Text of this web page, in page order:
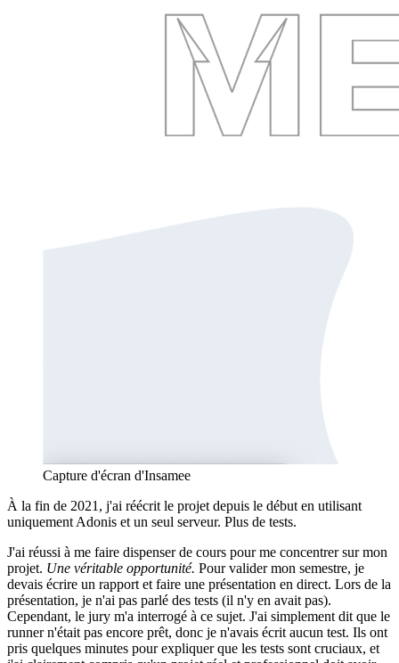
Capture d'écran d'Insamee
À la fin de 2021, j'ai réécrit le projet depuis le début en utilisant
uniquement Adonis et un seul serveur. Plus de tests.
J'ai réussi à me faire dispenser de cours pour me concentrer sur mon
projet. Une véritable opportunité. Pour valider mon semestre, je
devais écrire un rapport et faire une présentation en direct. Lors de la
présentation, je n'ai pas parlé des tests (il n'y en avait pas).
Cependant, le jury m'a interrogé à ce sujet. J'ai simplement dit que le
runner n'était pas encore prêt, donc je n'avais écrit aucun test. Ils ont
pris quelques minutes pour expliquer que les tests sont cruciaux, et